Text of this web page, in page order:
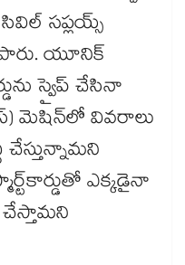
సివిల్ సప్లయ్స్​
యూనిక్​
స్వైప్ చేసినా
మెషిన్‌‌‌‌లో వివరాలు
ఎక్కడైనా
చేస్తామని